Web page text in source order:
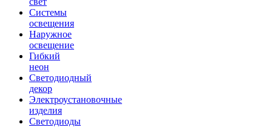
Системы
освещения
Наружное
освещение
Гибкий
неон
Светодиодный
декор
Электроустановочные
изделия
Светодиоды